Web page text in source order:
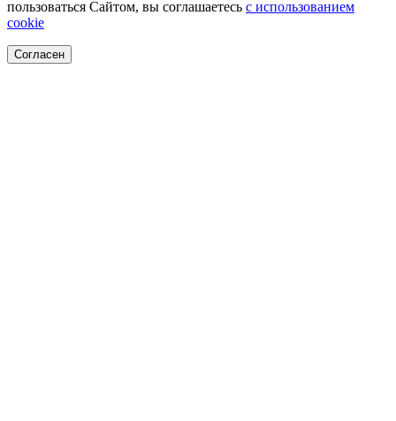
пользоваться Сайтом, вы соглашаетесь с использованием
cookie
Согласен